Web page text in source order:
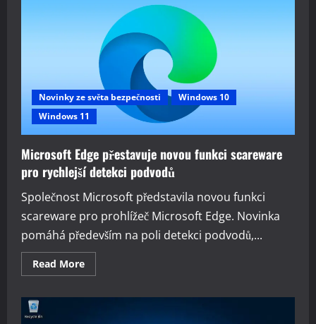
aktivace
KMS38
Novinky ze světa bezpečnosti
Windows 10
Windows 11
Microsoft Edge přestavuje novou funkci scareware
pro rychlejší detekci podvodů
Společnost Microsoft představila novou funkci
scareware pro prohlížeč Microsoft Edge. Novinka
pomáhá především na poli detekci podvodů,...
Read MoreRead
more